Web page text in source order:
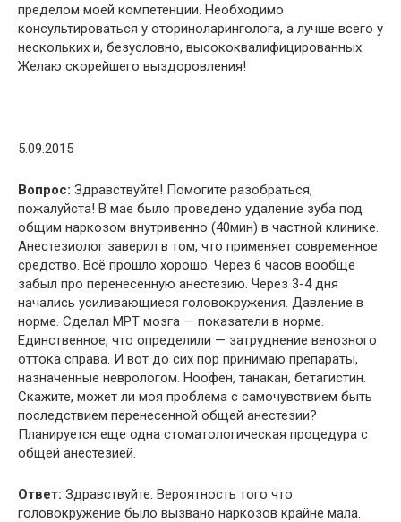
пределом моей компетенции. Необходимо
консультироваться у оториноларинголога, а лучше всего у
нескольких и, безусловно, высококвалифицированных.
Желаю скорейшего выздоровления!
5.09.2015
Вопрос: Здравствуйте! Помогите разобраться,
пожалуйста! В мае было проведено удаление зуба под
общим наркозом внутривенно (40мин) в частной клинике.
Анестезиолог заверил в том, что применяет современное
средство. Всё прошло хорошо. Через 6 часов вообще
забыл про перенесенную анестезию. Через 3-4 дня
начались усиливающиеся головокружения. Давление в
норме. Сделал МРТ мозга — показатели в норме.
Единственное, что определили — затруднение венозного
оттока справа. И вот до сих пор принимаю препараты,
назначенные неврологом. Ноофен, танакан, бетагистин.
Скажите, может ли моя проблема с самочувствием быть
последствием перенесенной общей анестезии?
Планируется еще одна стоматологическая процедура с
общей анестезией.
Ответ: Здравствуйте. Вероятность того что
головокружение было вызвано наркозов крайне мала.